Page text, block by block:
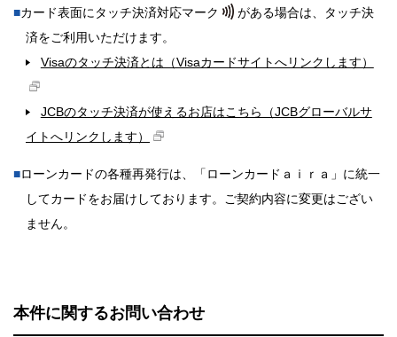
■カード表面にタッチ決済対応マーク
がある場合は、タッチ決
済をご利用いただけます。
Visaのタッチ決済とは（Visaカードサイトへリンクします）
JCBのタッチ決済が使えるお店はこちら（JCBグローバルサ
イトへリンクします）
■ローンカードの各種再発行は、「ローンカードａｉｒａ」に統一
してカードをお届けしております。ご契約内容に変更はござい
ません。
本件に関するお問い合わせ